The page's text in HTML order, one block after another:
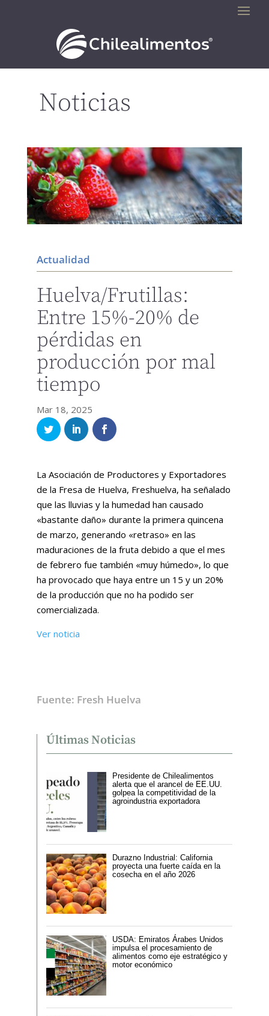
Noticias
Actualidad
Huelva/Frutillas:
Entre 15%-20% de
pérdidas en
producción por mal
tiempo
Mar 18, 2025
La Asociación de Productores y Exportadores
de la Fresa de Huelva, Freshuelva, ha señalado
que las lluvias y la humedad han causado
«bastante daño» durante la primera quincena
de marzo, generando «retraso» en las
maduraciones de la fruta debido a que el mes
de febrero fue también «muy húmedo», lo que
ha provocado que haya entre un 15 y un 20%
de la producción que no ha podido ser
comercializada.
Ver noticia
Fuente: Fresh Huelva
Últimas Noticias
Presidente de Chilealimentos
alerta que el arancel de EE.UU.
golpea la competitividad de la
agroindustria exportadora
Durazno Industrial: California
proyecta una fuerte caída en la
cosecha en el año 2026
USDA: Emiratos Árabes Unidos
impulsa el procesamiento de
alimentos como eje estratégico y
motor económico